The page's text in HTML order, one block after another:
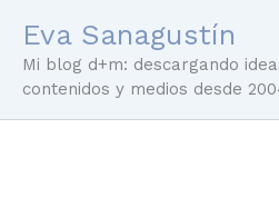
contenido
Eva Sanagustín
Mi blog d+m: descargando
contenidos y medios desde